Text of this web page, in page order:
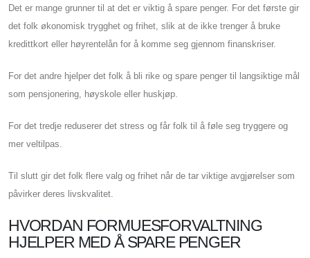
Det er mange grunner til at det er viktig å spare penger. For det første gir
det folk økonomisk trygghet og frihet, slik at de ikke trenger å bruke
kredittkort eller høyrentelån for å komme seg gjennom finanskriser.
For det andre hjelper det folk å bli rike og spare penger til langsiktige mål
som pensjonering, høyskole eller huskjøp.
For det tredje reduserer det stress og får folk til å føle seg tryggere og
mer veltilpas.
Til slutt gir det folk flere valg og frihet når de tar viktige avgjørelser som
påvirker deres livskvalitet.
HVORDAN FORMUESFORVALTNING
HJELPER MED Å SPARE PENGER